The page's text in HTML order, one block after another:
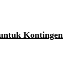
Kontingen